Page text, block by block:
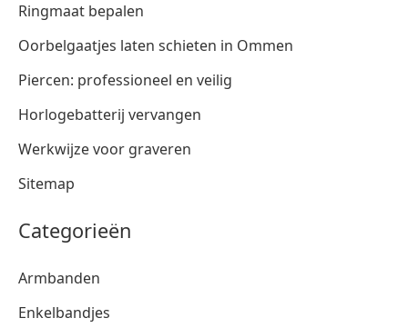
Ringmaat bepalen
Oorbelgaatjes laten schieten in Ommen
Piercen: professioneel en veilig
Horlogebatterij vervangen
Werkwijze voor graveren
Sitemap
Categorieën
Armbanden
Enkelbandjes